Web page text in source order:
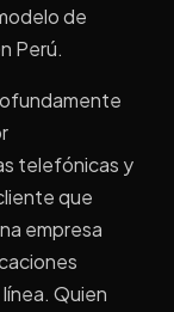
de
Perú.
telefónicas y
que
empresa
Quien